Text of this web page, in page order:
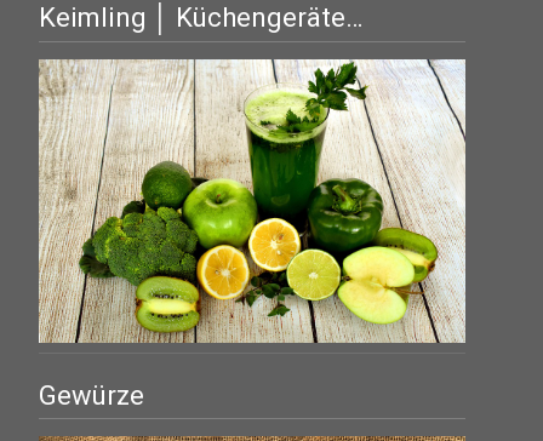
Keimling │ Küchengeräte…
Gewürze